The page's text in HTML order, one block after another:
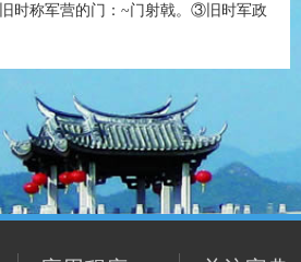
时称军营的门：~门射戟。③旧时军政